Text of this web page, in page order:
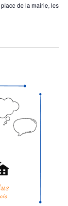
place de la mairie, les